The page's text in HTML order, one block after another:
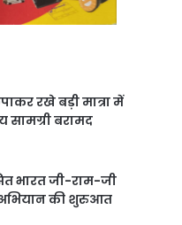
रखे बड़ी मात्रा में
सामग्री बरामद
भारत जी-राम-जी
अभियान की शुरुआत